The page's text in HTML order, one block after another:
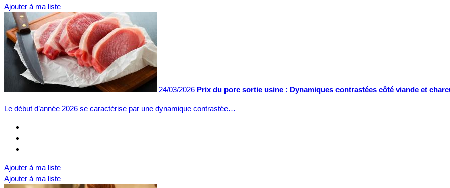
Ajouter à ma liste
24/03/2026 Prix du porc sortie usine : Dynamiques contrastées côté viande et
Le début d’année 2026 se caractérise par une dynamique contrastée…
Ajouter à ma liste
Ajouter à ma liste